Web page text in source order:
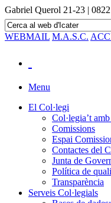
Gabriel Querol 21-23 |
WEBMAIL M.A.S.C.
Menu
El Col·legi
Col·legia’t
Comissions
Espai
Contactes del
Junta de
Política de
Transparència
Serveis Col·legials